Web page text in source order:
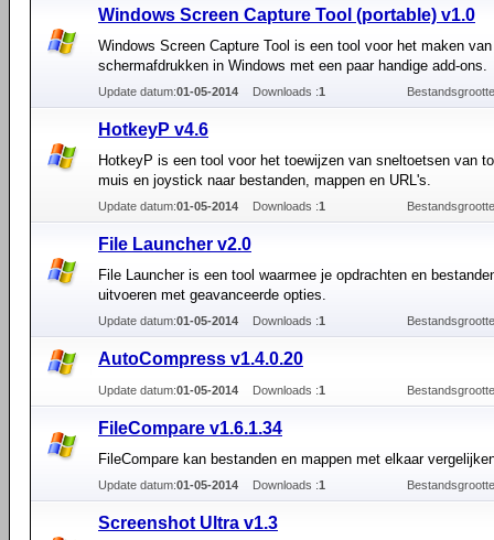
Windows Screen Capture Tool (portable) v1.0
Windows Screen Capture Tool is een tool voor het maken van
schermafdrukken in Windows met een paar handige add-ons.
Update datum:01-05-2014 Downloads :1
HotkeyP v4.6
HotkeyP is een tool voor het toewijzen van sneltoetsen van
muis en joystick naar bestanden, mappen en URL's.
Update datum:01-05-2014 Downloads :1
File Launcher v2.0
File Launcher is een tool waarmee je opdrachten en
uitvoeren met geavanceerde opties.
Update datum:01-05-2014 Downloads :1
AutoCompress v1.4.0.20
Update datum:01-05-2014 Downloads :1
FileCompare v1.6.1.34
FileCompare kan bestanden en mappen met elkaar
Update datum:01-05-2014 Downloads :1
Screenshot Ultra v1.3